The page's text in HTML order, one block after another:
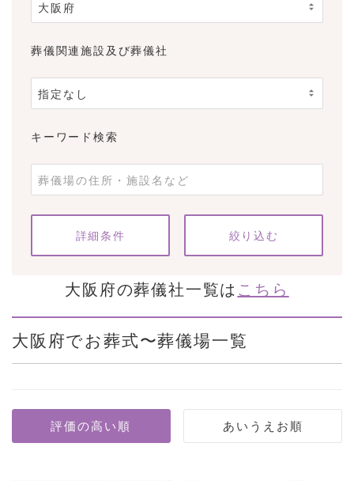
葬儀関連施設及び葬儀社
キーワード検索
条件をクリア
詳細条件
大阪府の葬儀社一覧は こちら
大阪府でお葬式〜葬儀場一覧